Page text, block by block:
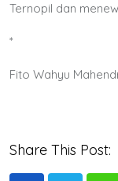
Ternopil dan
*
Fito Wahyu
Share This Post: